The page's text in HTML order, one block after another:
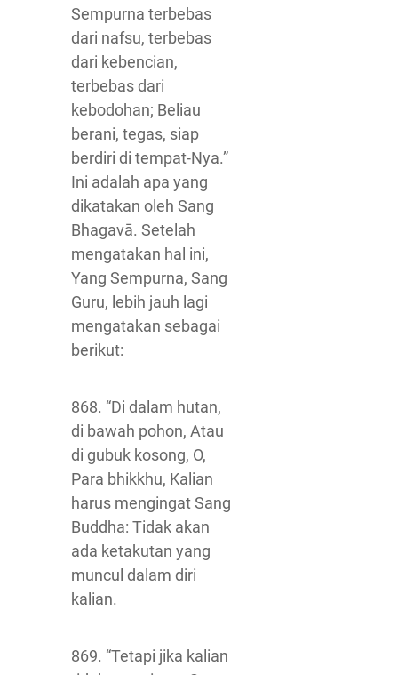
Sempurna terbebas
dari nafsu, terbebas
dari kebencian,
terbebas dari
kebodohan; Beliau
berani, tegas, siap
berdiri di tempat-Nya.”
Ini adalah apa yang
dikatakan oleh Sang
Bhagavā. Setelah
mengatakan hal ini,
Yang Sempurna, Sang
Guru, lebih jauh lagi
mengatakan sebagai
berikut:
868. “Di dalam hutan,
di bawah pohon, Atau
di gubuk kosong, O,
Para bhikkhu, Kalian
harus mengingat Sang
Buddha: Tidak akan
ada ketakutan yang
muncul dalam diri
kalian.
869. “Tetapi jika kalian